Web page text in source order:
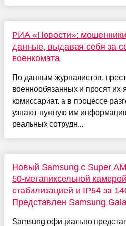
РИА «Новости»:
данные, выдавая себя за
военкомата
По данным журналистов,
военнообязанных и просят их
комиссариат, а в процессе
узнают нужную им
реальных сотрудн...
Новый Samsung с Super
50-мегапиксельной
стабилизацией и IP54 за
Представлен Samsung
Samsung официально